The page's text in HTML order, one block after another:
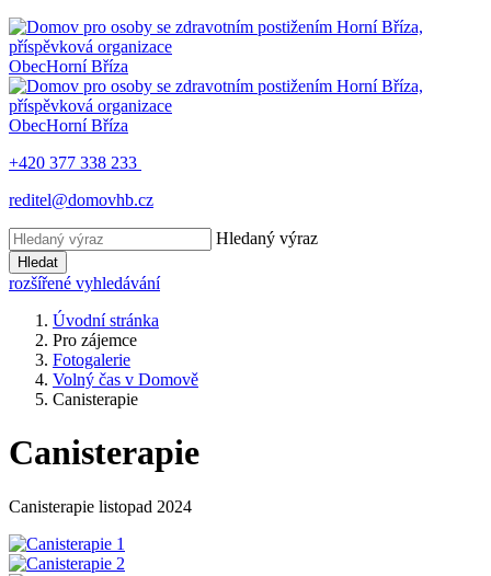
ObecHorní Bříza
ObecHorní Bříza
+420 377 338 233
reditel@domovhb.cz
Hledaný výraz
Hledat
rozšířené vyhledávání
Úvodní stránka
Pro zájemce
Fotogalerie
Volný čas v Domově
Canisterapie
Canisterapie
Canisterapie listopad 2024